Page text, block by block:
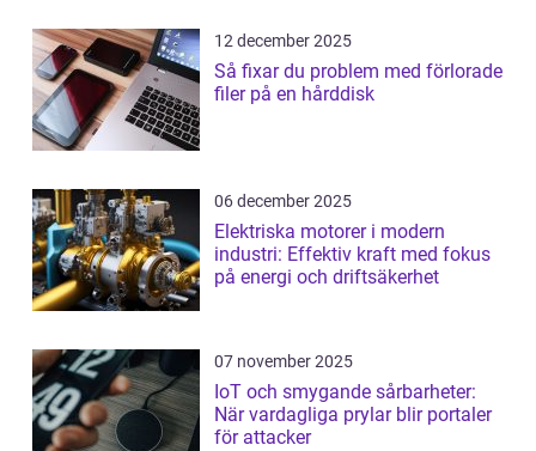
12 december 2025
Så fixar du problem med förlorade
filer på en hårddisk
06 december 2025
Elektriska motorer i modern
industri: Effektiv kraft med fokus
på energi och driftsäkerhet
07 november 2025
IoT och smygande sårbarheter:
När vardagliga prylar blir portaler
för attacker